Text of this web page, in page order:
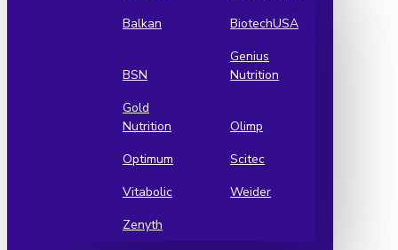
Balkan
BiotechUSA
BSN
Genius
Nutrition
Gold
Nutrition
Olimp
Optimum
Scitec
Vitabolic
Weider
Zenyth